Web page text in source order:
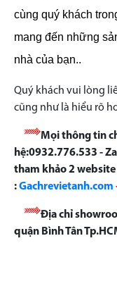
cùng quý khách
mang đến những
nhà của bạn..
Quý khách vui lòng
cũng như là hiểu rõ
Mọi thông tin
hệ:0932.776.533 -
tham khảo 2 website
:Gachrevietanh.com
Địa chỉ
quận Bình Tân